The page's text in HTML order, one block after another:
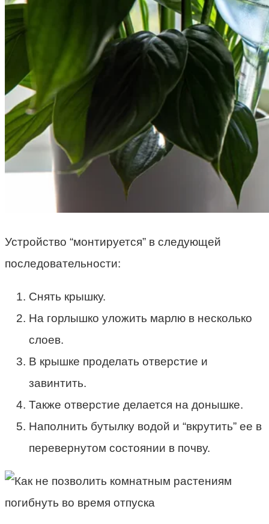
Устройство “монтируется” в следующей
последовательности:
Снять крышку.
На горлышко уложить марлю в несколько
слоев.
В крышке проделать отверстие и
завинтить.
Также отверстие делается на донышке.
Наполнить бутылку водой и “вкрутить” ее в
перевернутом состоянии в почву.